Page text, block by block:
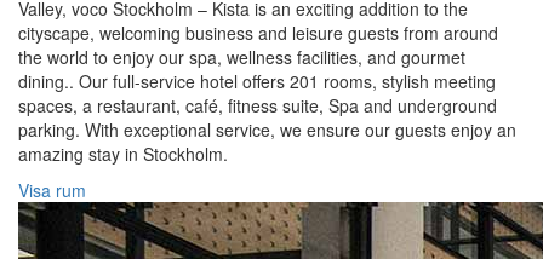
Valley, voco Stockholm – Kista is an exciting addition to the
cityscape, welcoming business and leisure guests from around
the world to enjoy our spa, wellness facilities, and gourmet
dining.. Our full-service hotel offers 201 rooms, stylish meeting
spaces, a restaurant, café, fitness suite, Spa and underground
parking. With exceptional service, we ensure our guests enjoy an
amazing stay in Stockholm.
Visa rum